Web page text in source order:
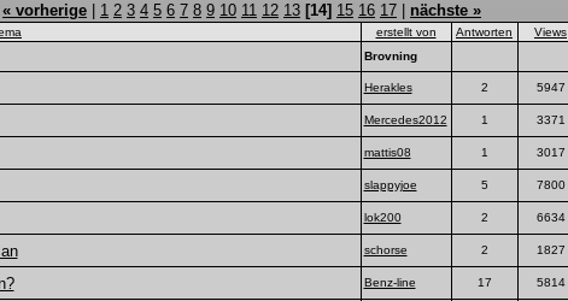
« vorherige 1 2 3 4 5 6 7 8 9 10 11 12 13 [14] 15 16 17 nächste »
erstellt von Antworten Views
Brovning
Herakles 2 5947
Mercedes2012 1 3371
mattis08 1 3017
slappyjoe 5 7800
lok200 2 6634
schorse 2 1827
Benz-line 17 5814